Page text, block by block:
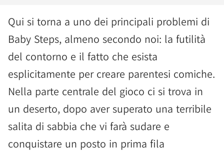
Qui si torna a uno dei principali problemi di
Baby Steps, almeno secondo noi: la futilità
del contorno e il fatto che esista
esplicitamente per creare parentesi comiche.
Nella parte centrale del gioco ci si trova in
un deserto, dopo aver superato una terribile
salita di sabbia che vi farà sudare e
conquistare un posto in prima fila